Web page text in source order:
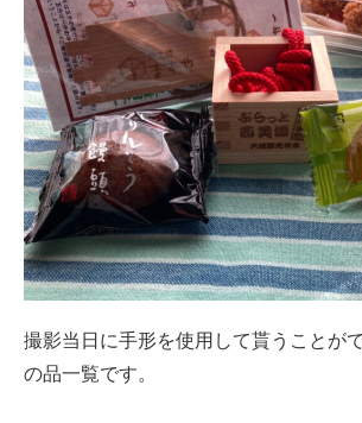
撮影当日に手形を使用して貰うことが
の品一覧です。